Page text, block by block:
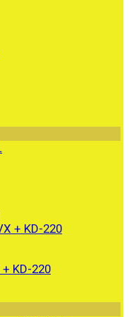
Giá
hiện
34.340.000 ₫.
KD-220